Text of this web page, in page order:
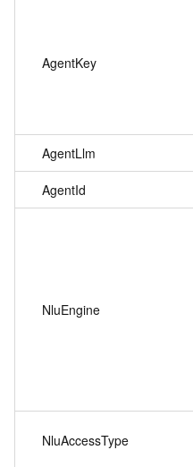
AgentKey
AgentLlm
AgentId
NluEngine
NluAccessType